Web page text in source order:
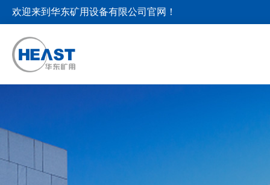
欢迎来到华东矿用设备有限公司官网！